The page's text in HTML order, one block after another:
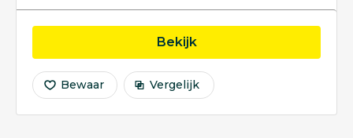
Bekijkopleiding Biomedical
Bewaar Vergelijk